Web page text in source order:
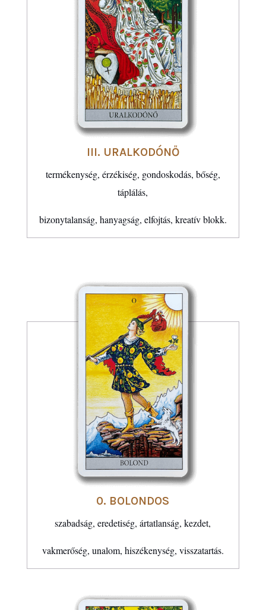
III. URALKODÓNŐ
termékenység, érzékiség, gondoskodás, bőség,
táplálás,
bizonytalanság, hanyagság, elfojtás, kreatív blokk.
0. BOLONDOS
szabadság, eredetiség, ártatlanság, kezdet,
vakmerőség, unalom, hiszékenység, visszatartás.